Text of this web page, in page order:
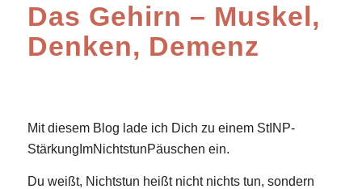
Das Gehirn – Muskel,
Denken, Demenz
Mit diesem Blog lade ich Dich zu einem StINP-
StärkungImNichtstunPäuschen ein.
Du weißt, Nichtstun heißt nicht nichts tun, sondern